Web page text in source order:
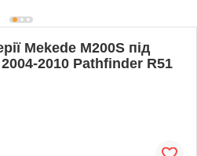
Mekede M200S під
2010 Pathfinder R51